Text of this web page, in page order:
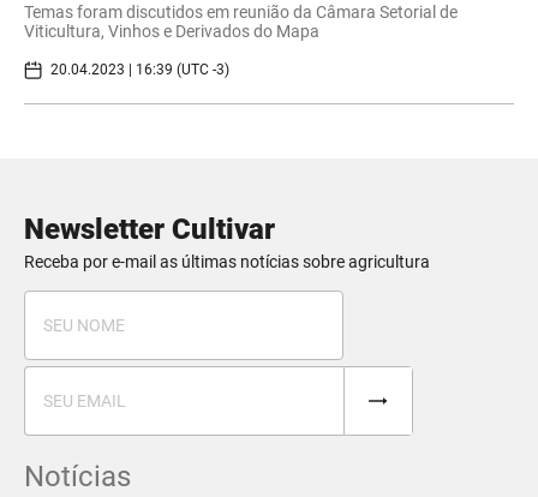
Temas foram discutidos em reunião da Câmara Setorial de
Viticultura, Vinhos e Derivados do Mapa
20.04.2023 | 16:39 (UTC -3)
Newsletter Cultivar
Receba por e-mail as últimas notícias sobre agricultura
Notícias